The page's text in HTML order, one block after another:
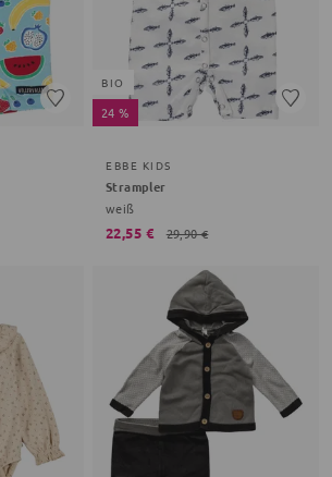
BIO
24 %
EBBE KIDS
Strampler
weiß
22,55 € 29,90 €